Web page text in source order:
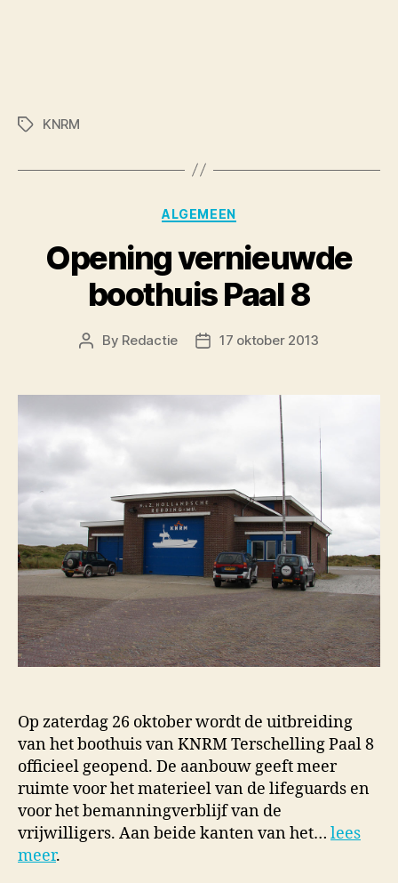
TagsKNRM
Categories
ALGEMEEN
Opening vernieuwde
boothuis Paal 8
Post
By Redactie
Post17 oktober 2013
Op zaterdag 26 oktober wordt de uitbreiding
van het boothuis van KNRM Terschelling Paal 8
officieel geopend. De aanbouw geeft meer
ruimte voor het materieel van de lifeguards en
voor het bemanningverblijf van de
vrijwilligers. Aan beide kanten van het… lees
meer.